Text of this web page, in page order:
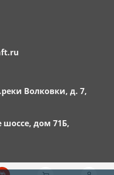
Волковки, д. 7,
шоссе, дом 71Б,